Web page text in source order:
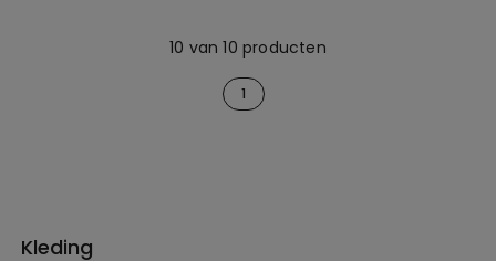
10 van 10 producten
1
Kleding